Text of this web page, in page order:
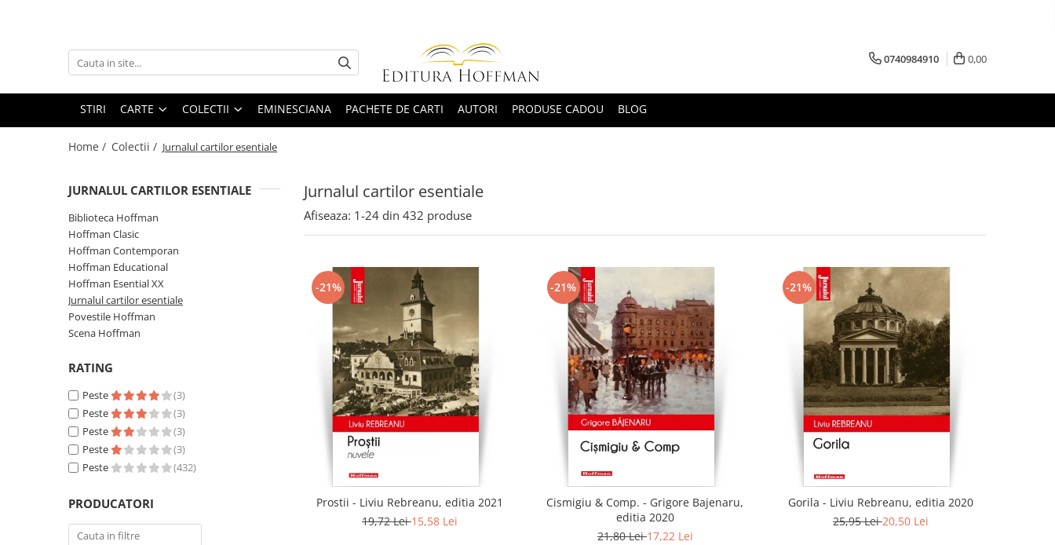
Carti pentru copii
Proza scurta
Satira, umor
Contemporana
Non-fictiune
Colectii
Hoffman Clasic
Povestile Hoffman
Scena Hoffman
0740984910 0,00
STIRI CARTE COLECTII EMINESCIANA PACHETE DE CARTI AUTORI PRODUSE CADOU BLOG
Home / Colectii / Jurnalul cartilor esentiale
Jurnalul cartilor esentiale
JURNALUL CARTILOR ESENTIALE
Biblioteca Hoffman
Hoffman Clasic
Hoffman Contemporan
Hoffman Educational
Hoffman Esential XX
Jurnalul cartilor esentiale
Povestile Hoffman
Scena Hoffman
RATING
Peste
(3)
Peste
(3)
Peste
(3)
Peste
(3)
Peste
(432)
PRODUCATORI
Afiseaza: 1-24 din 432 produse
-21%
Prostii - Liviu Rebreanu, editia 2021
19,72 Lei15,58 Lei
-21%
Cismigiu & Comp. - Grigore Bajenaru,
editia 2020
21,80 Lei17,22 Lei
-21%
Gorila - Liviu Rebreanu, editia 2020
25,95 Lei20,50 Lei